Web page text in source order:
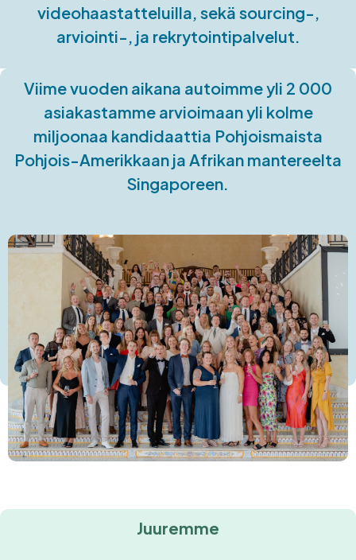
videohaastatteluilla, sekä sourcing-,
arviointi-, ja rekrytointipalvelut.
Viime vuoden aikana autoimme yli 2 000
asiakastamme arvioimaan yli kolme
miljoonaa kandidaattia Pohjoismaista
Pohjois-Amerikkaan ja Afrikan mantereelta
Singaporeen.
Juuremme